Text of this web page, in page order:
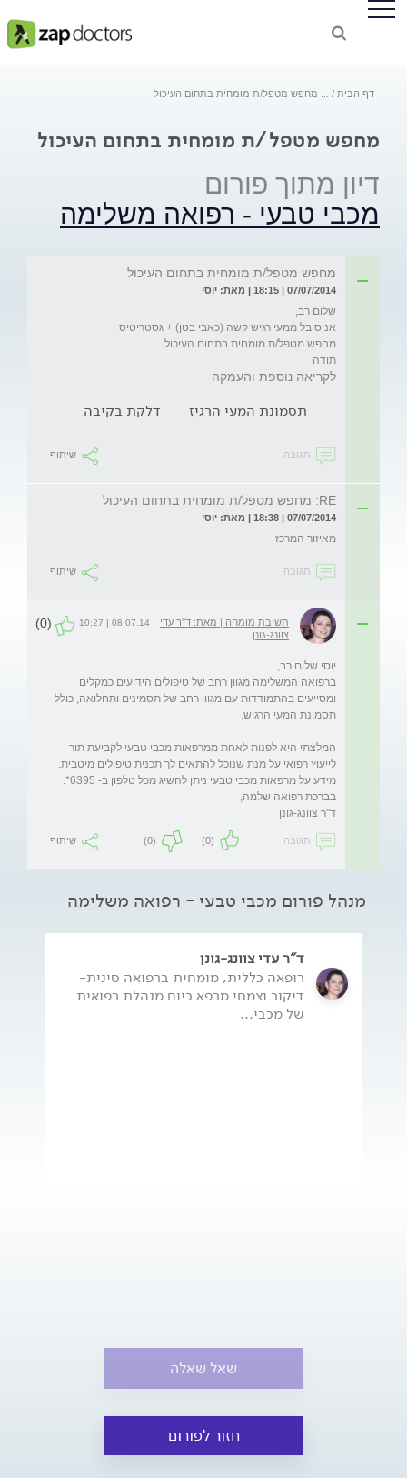
דף הבית מחפש מטפל/ת מומחית בתחום העיכול
מחפש מטפל/ת מומחית בתחום העיכול
דיון מתוך פורום
מכבי טבעי - רפואה משלימה
מחפש מטפל/ת מומחית בתחום העיכול
07/07/2014 | 18:15 | מאת: יוסי
תודה
לקריאה נוספת והעמקה
תסמונת המעי הרגיז דלקת בקיבה
תגובה שיתוף
RE: מחפש מטפל/ת מומחית בתחום העיכול
07/07/2014 | 18:38 | מאת: יוסי
מאיזור המרכז
תגובה שיתוף
תשובת מומחה | מאת: ד"ר עדי
צוונג-גונן
08.07.14 | 10:27
(0)
ברפואה המשלימה מגוון רחב של טיפולים הידועים כמקלים
ומסייעים בהתמודדות עם מגוון רחב של תסמינים ותחלואה, כולל
המלצתי היא לפנות לאחת ממרפאות מכבי טבעי לקביעת תור
ד"ר צוונג-גונן
תגובה (0)
(0) שיתוף
מנהל פורום מכבי טבעי - רפואה משלימה
ד"ר עדי צוונג-גונן
רופאה כללית, מומחית ברפואה סינית-
דיקור וצמחי מרפא כיום מנהלת רפואית
של מכבי...
שאל שאלה
חזור לפורום